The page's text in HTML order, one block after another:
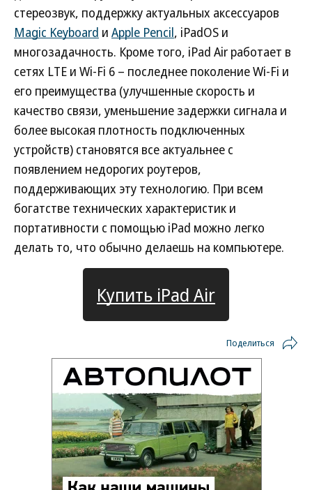
стереозвук, поддержку актуальных аксессуаров
Magic Keyboard и Apple Pencil, iPadOS и
многозадачность. Кроме того, iPad Air работает в
сетях LTE и Wi-Fi 6 – последнее поколение Wi-Fi и
его преимущества (улучшенные скорость и
качество связи, уменьшение задержки сигнала и
более высокая плотность подключенных
устройств) становятся все актуальнее с
появлением недорогих роутеров,
поддерживающих эту технологию. При всем
богатстве технических характеристик и
портативности с помощью iPad можно легко
делать то, что обычно делаешь на компьютере.
Купить iPad Air
Поделиться